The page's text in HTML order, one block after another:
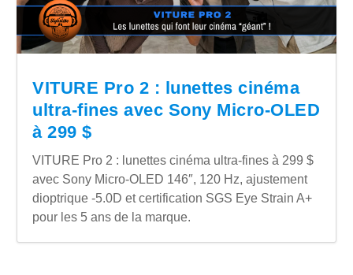
VITURE Pro 2 : lunettes cinéma
ultra-fines avec Sony Micro-OLED
à 299 $
VITURE Pro 2 : lunettes cinéma ultra-fines à 299 $
avec Sony Micro-OLED 146″, 120 Hz, ajustement
dioptrique -5.0D et certification SGS Eye Strain A+
pour les 5 ans de la marque.